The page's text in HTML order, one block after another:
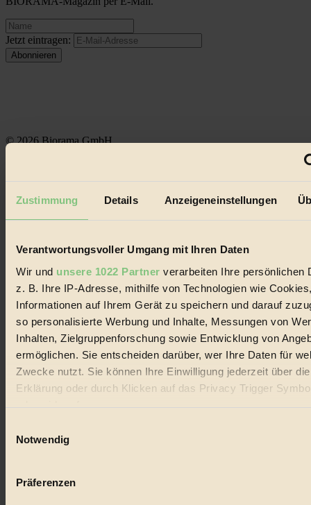
Zustimmung Details Anzeigeneinstellungen
Verantwortungsvoller Umgang mit Ihren Daten
Wir und unsere 1022 Partner verarbeiten Ihre persönlichen
z. B. Ihre IP-Adresse, mithilfe von Technologien wie
Informationen auf Ihrem Gerät zu speichern und darauf
so personalisierte Werbung und Inhalte, Messungen von
Inhalten, Zielgruppenforschung sowie Entwicklung von
ermöglichen. Sie entscheiden darüber, wer Ihre Daten für
Zwecke nutzt. Sie können Ihre Einwilligung jederzeit über
Erklärung oder durch Klicken auf das Privacy Trigger
oder widerrufen
Wenn Sie es erlauben, würden wir auch gerne:
Ihr Gerät durch aktives Scannen nach bestimmten
Notwendig
Präferenzen
Jetzt eintragen:
© 2026 Biorama GmbH
Handels mit Bioprodukten, des Fair-Trade sowie der Branche
Social Media
22.601 Fans auf Facebook
3.415 Follower auf Twitter
Folge uns auf Instagram
Themen
Bio
Vegan